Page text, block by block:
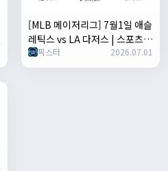
[MLB 메이저리그] 7월1일 애슬
레틱스 vs LA 다저스 | 스포츠
분석 무료 중계 토친놈
픽스터 2026.07.01